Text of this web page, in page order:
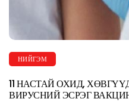
НИЙГЭМ
11 НАСТАЙ ОХИД,
ВИРУСНИЙ ЭСРЭГ